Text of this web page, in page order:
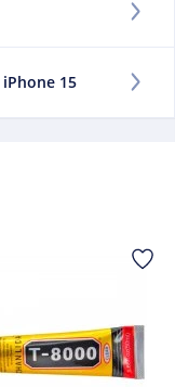
опасно.
15